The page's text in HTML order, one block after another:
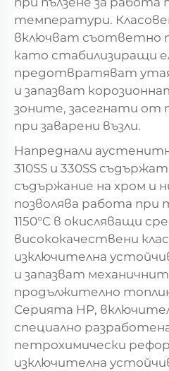
температури.
включват съответно
като стабилизиращи
предотвратяват
и запазват
зоните, засегнати от
при заварени възли.
Напреднали
310SS и 330SS
съдържание на хром и
позволява работа
1150°C в окисляващи
висококачествени
изключителна
и запазват
продължително
Серията HP,
специално
петрохимически
изключителна